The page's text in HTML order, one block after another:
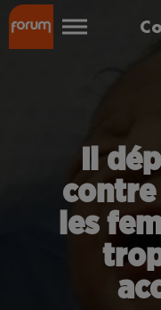
Il
contre
les